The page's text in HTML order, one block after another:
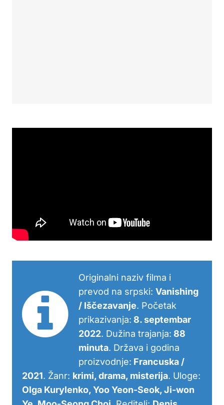
Originalni naziv filma i
prevod na srpski: Vanishing
/ Iščezavanje. Početak
prikazivanja: 8. septembar
2022. Dužina trajanja: 88
minuta. Država i godina
proizvodnje: Francuska /
2021. Žanr: krimi, drama, misterija. Uloge:
Olga Kurylenko, Yoo Yeon-Seok, Ji-won